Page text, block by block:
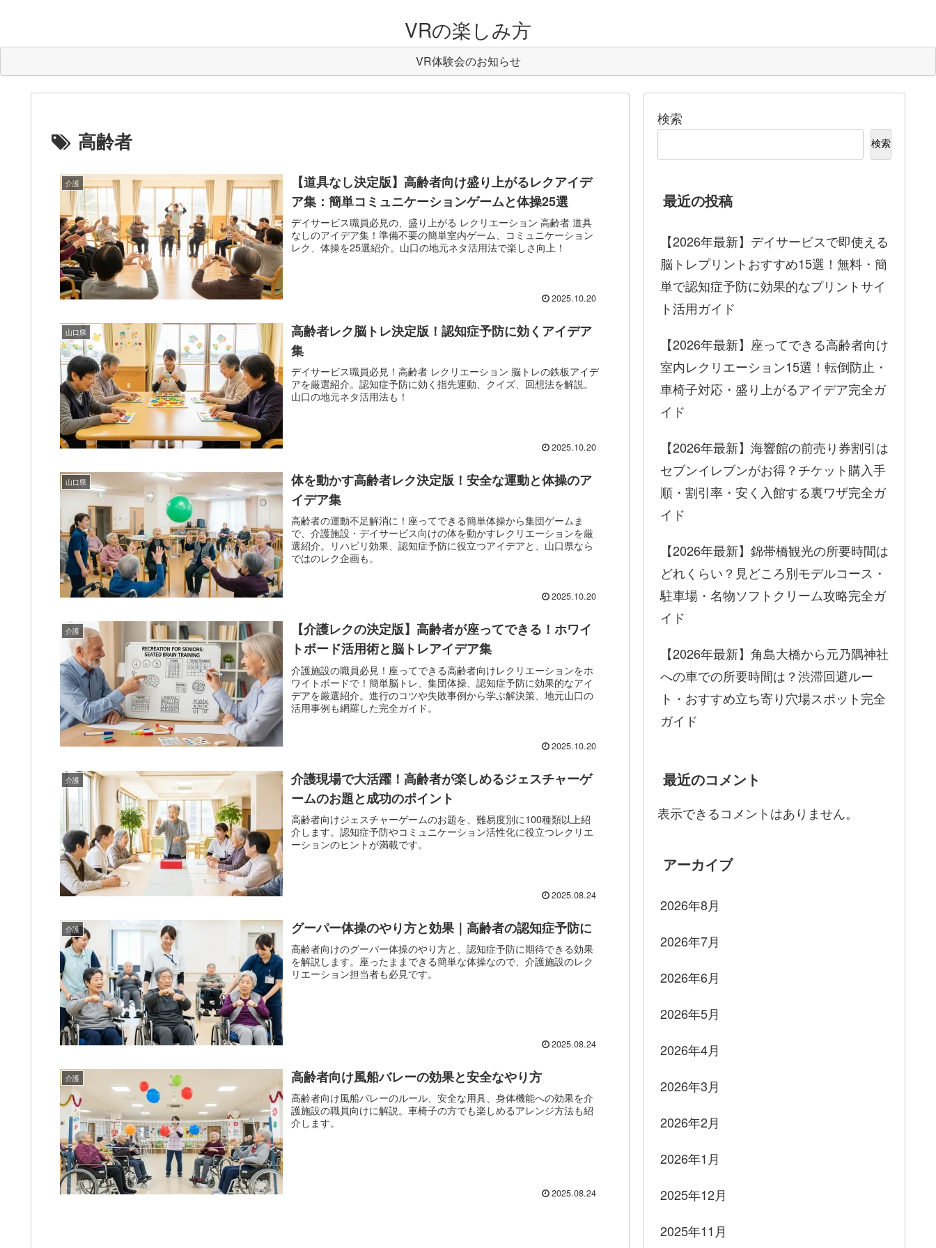
VRの楽しみ方
VR体験会のお知らせ
高齢者
介護
【道具なし決定版】高齢者向け盛り上がるレクアイデ
ア集：簡単コミュニケーションゲームと体操25選
デイサービス職員必見の、盛り上がる レクリエーション 高齢者 道具
なしのアイデア集！準備不要の簡単室内ゲーム、コミュニケーション
レク、体操を25選紹介。山口の地元ネタ活用法で楽しさ向上！
2025.10.20
山口県
高齢者レク脳トレ決定版！認知症予防に効くアイデア
集
デイサービス職員必見！高齢者 レクリエーション 脳トレの鉄板アイデ
アを厳選紹介。認知症予防に効く指先運動、クイズ、回想法を解説。
山口の地元ネタ活用法も！
2025.10.20
山口県
体を動かす高齢者レク決定版！安全な運動と体操のア
イデア集
高齢者の運動不足解消に！座ってできる簡単体操から集団ゲームま
で、介護施設・デイサービス向けの体を動かすレクリエーションを厳
選紹介。リハビリ効果、認知症予防に役立つアイデアと、山口県なら
ではのレク企画も。
2025.10.20
介護
【介護レクの決定版】高齢者が座ってできる！ホワイ
トボード活用術と脳トレアイデア集
介護施設の職員必見！座ってできる高齢者向けレクリエーションをホ
ワイトボードで！簡単脳トレ、集団体操、認知症予防に効果的なアイ
デアを厳選紹介。進行のコツや失敗事例から学ぶ解決策、地元山口の
活用事例も網羅した完全ガイド。
2025.10.20
介護
介護現場で大活躍！高齢者が楽しめるジェスチャーゲ
ームのお題と成功のポイント
高齢者向けジェスチャーゲームのお題を、難易度別に100種類以上紹
介します。認知症予防やコミュニケーション活性化に役立つレクリエ
ーションのヒントが満載です。
2025.08.24
介護 グーパー体操のやり方と効果｜高齢者の認知症予防に
高齢者向けのグーパー体操のやり方と、認知症予防に期待できる効果
を解説します。座ったままできる簡単な体操なので、介護施設のレク
リエーション担当者も必見です。
2025.08.24
介護 高齢者向け風船バレーの効果と安全なやり方
高齢者向け風船バレーのルール、安全な用具、身体機能への効果を介
護施設の職員向けに解説。車椅子の方でも楽しめるアレンジ方法も紹
介します。
2025.08.24
検索
検索
最近の投稿
【2026年最新】デイサービスで即使える
脳トレプリントおすすめ15選！無料・簡
単で認知症予防に効果的なプリントサイ
ト活用ガイド
【2026年最新】座ってできる高齢者向け
室内レクリエーション15選！転倒防止・
車椅子対応・盛り上がるアイデア完全ガ
イド
【2026年最新】海響館の前売り券割引は
セブンイレブンがお得？チケット購入手
順・割引率・安く入館する裏ワザ完全ガ
イド
【2026年最新】錦帯橋観光の所要時間は
どれくらい？見どころ別モデルコース・
駐車場・名物ソフトクリーム攻略完全ガ
イド
【2026年最新】角島大橋から元乃隅神社
への車での所要時間は？渋滞回避ルー
ト・おすすめ立ち寄り穴場スポット完全
ガイド
最近のコメント
表示できるコメントはありません。
アーカイブ
2026年8月
2026年7月
2026年6月
2026年5月
2026年4月
2026年3月
2026年2月
2026年1月
2025年12月
2025年11月